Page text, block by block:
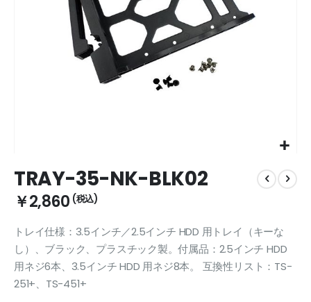
to
the
beginning
the
images
gallery
TRAY-35-NK-BLK02
￥2,860
トレイ仕様：3.5インチ／2.5インチ HDD 用トレイ（キーな
し）、ブラック、プラスチック製。付属品：2.5インチ HDD
用ネジ6本、3.5インチ HDD 用ネジ8本。 互換性リスト：TS-
251+、TS-451+